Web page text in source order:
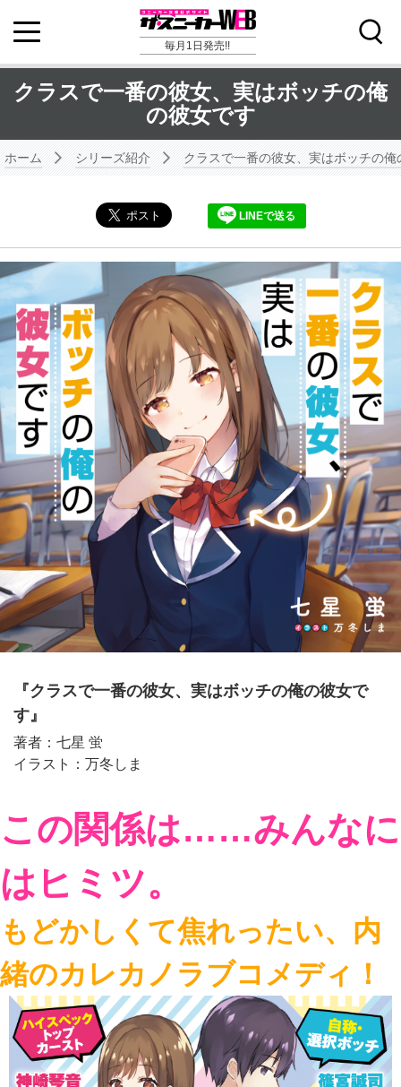
毎月1日発売!!
クラスで一番の彼女、実はボッチの俺
の彼女です
ホーム シリーズ紹介 クラスで一番の彼女、実はボッチの俺
LINEで送る
『クラスで一番の彼女、実はボッチの俺の彼女で
す』
著者：七星 蛍
イラスト：万冬しま
この関係は……みんなに
はヒミツ。
もどかしくて焦れったい、内
緒のカレカノラブコメディ！